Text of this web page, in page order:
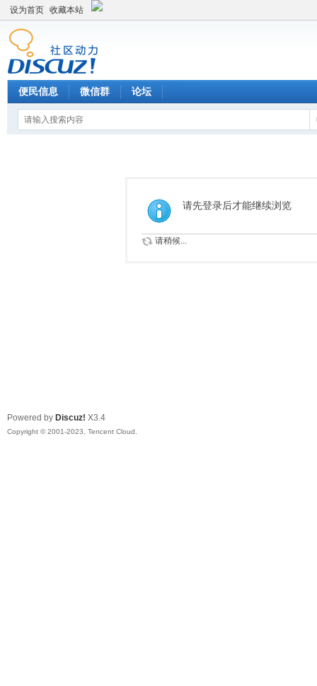
设为首页 收藏本站
便民信息 微信群 论坛
请先登录后才能继续浏览
请稍候...
Powered by Discuz! X3.4
Copyright © 2001-2023, Tencent Cloud.